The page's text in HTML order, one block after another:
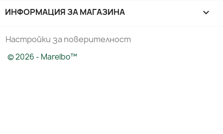
ИНФОРМАЦИЯ ЗА МАГАЗИНА keyboard_arrow_down
Настройки за поверителност
© 2026 - Marelbo™